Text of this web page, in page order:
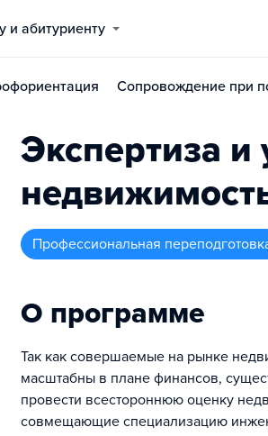
и абитуриенту
Сопровождение при
Экспертиза и
профессиональная
О программе
Так как совершаемые на рынке
масштабны в плане финансов,
провести всестороннюю оценку
совмещающие специализацию